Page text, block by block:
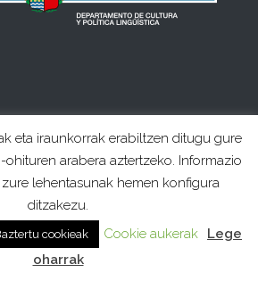
eta iraunkorrak erabiltzen ditugu gure
arabera aztertzeko. Informazio
lehentasunak hemen konfigura
ditzakezu.
cookieak Cookie aukerak
Lege
oharrak